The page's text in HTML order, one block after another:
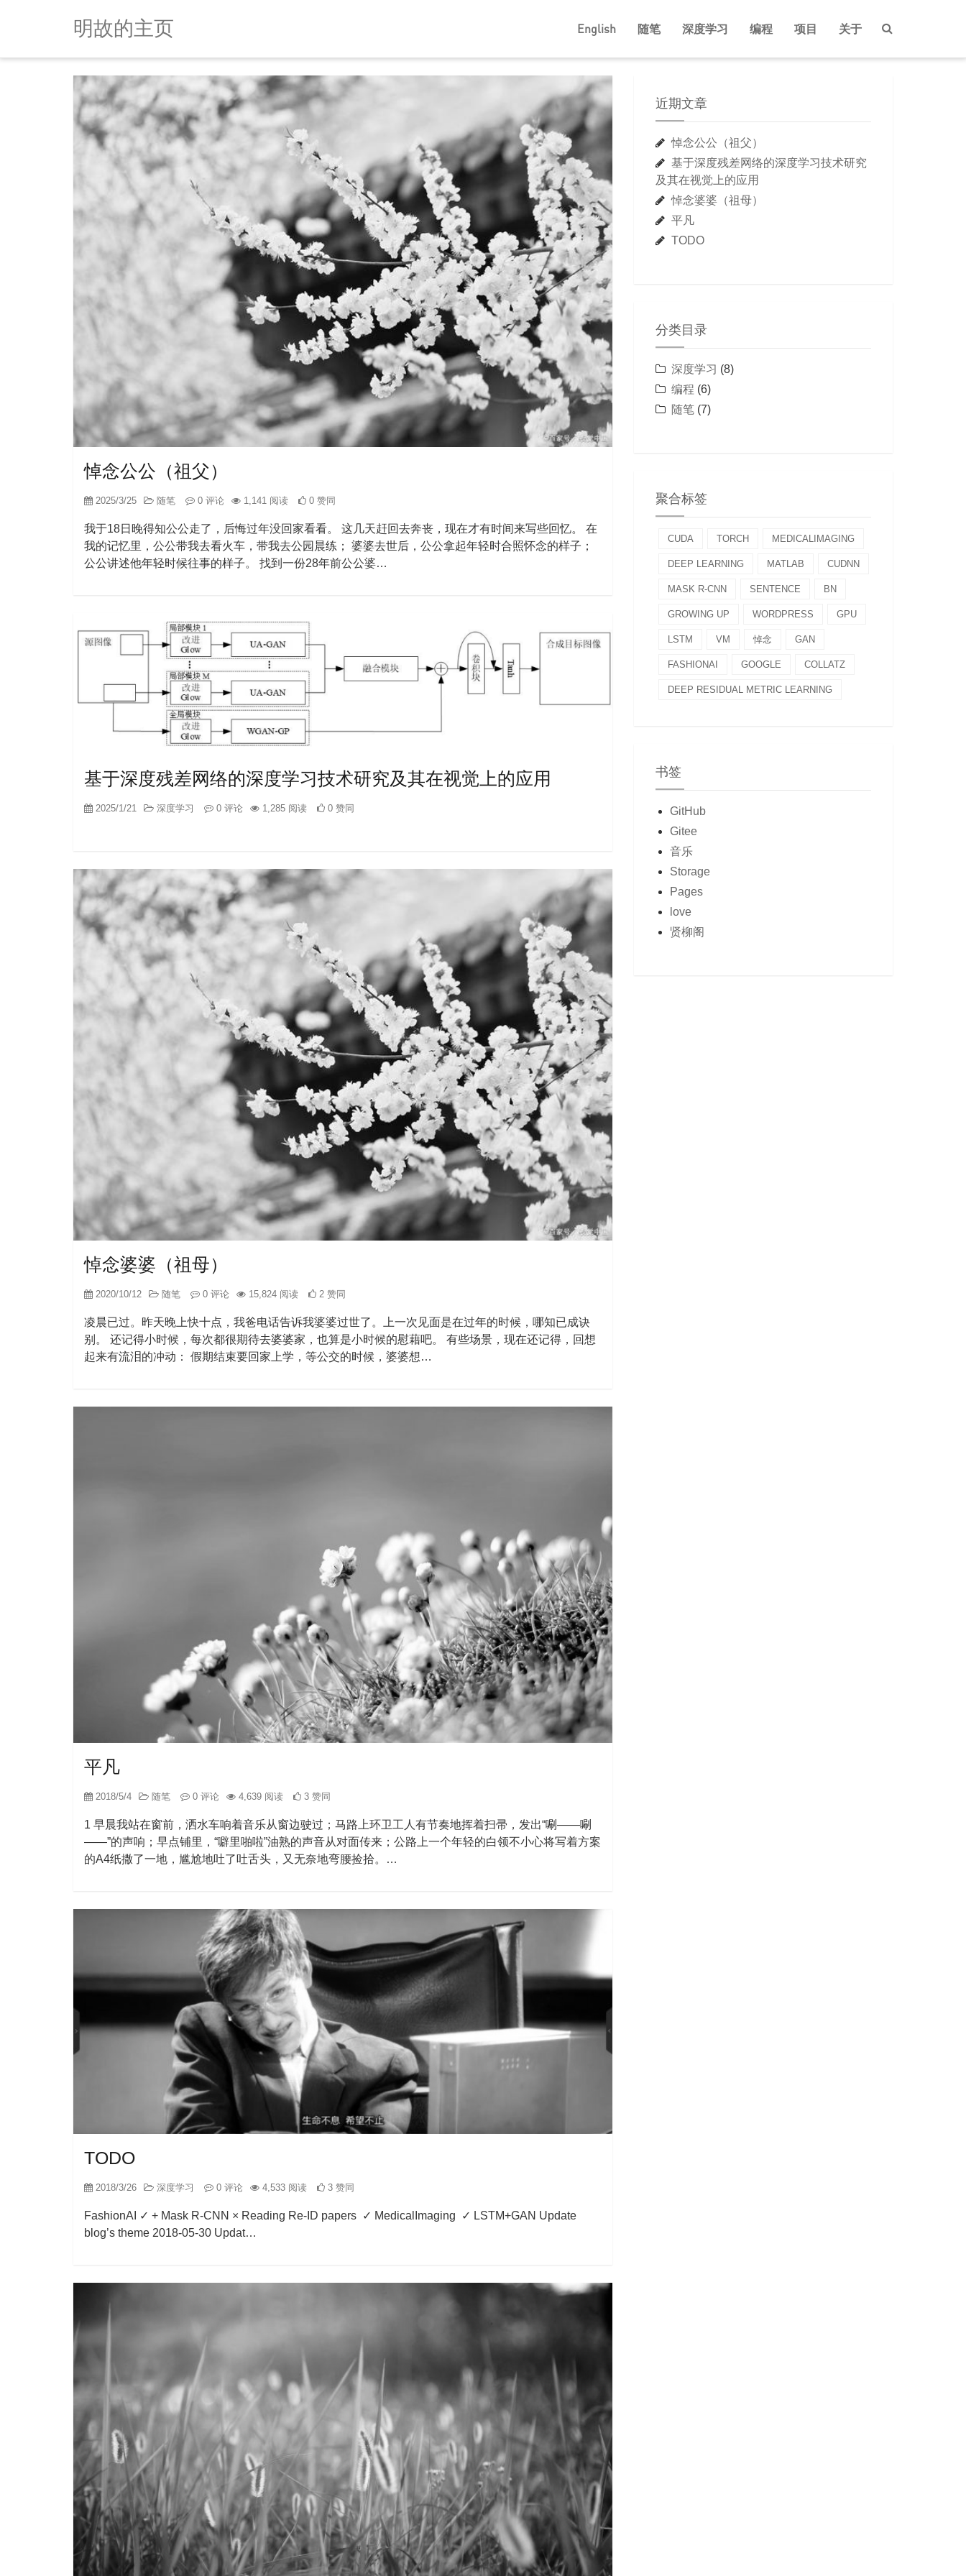
明故的主页 English 随笔 深度学习 编程 项目 关于
悼念公公（祖父）
2025/3/25 随笔 0 评论 1,141 阅读 0 赞同
我于18日晚得知公公走了，后悔过年没回家看看。 这几天赶回去奔丧，现在才有时间来写些回忆。 在
我的记忆里，公公带我去看火车，带我去公园晨练； 婆婆去世后，公公拿起年轻时合照怀念的样子；
公公讲述他年轻时候往事的样子。 找到一份28年前公公婆…
基于深度残差网络的深度学习技术研究及其在视觉上的应用
2025/1/21 深度学习 0 评论 1,285 阅读 0 赞同
悼念婆婆（祖母）
2020/10/12 随笔 0 评论 15,824 阅读 2 赞同
凌晨已过。昨天晚上快十点，我爸电话告诉我婆婆过世了。上一次见面是在过年的时候，哪知已成诀
别。 还记得小时候，每次都很期待去婆婆家，也算是小时候的慰藉吧。 有些场景，现在还记得，回想
起来有流泪的冲动： 假期结束要回家上学，等公交的时候，婆婆想…
平凡
2018/5/4 随笔 0 评论 4,639 阅读 3 赞同
1 早晨我站在窗前，洒水车响着音乐从窗边驶过；马路上环卫工人有节奏地挥着扫帚，发出“唰——唰
——”的声响；早点铺里，“噼里啪啦”油熟的声音从对面传来；公路上一个年轻的白领不小心将写着方案
的A4纸撒了一地，尴尬地吐了吐舌头，又无奈地弯腰捡拾。…
TODO
2018/3/26 深度学习 0 评论 4,533 阅读 3 赞同
FashionAI ✓ + Mask R-CNN × Reading Re-ID papers ✓ MedicalImaging ✓ LSTM+GAN Update
blog’s theme 2018-05-30 Updat…
近期文章
悼念公公（祖父）
基于深度残差网络的深度学习技术研究
及其在视觉上的应用
悼念婆婆（祖母）
平凡
TODO
分类目录
深度学习 (8)
编程 (6)
随笔 (7)
聚合标签
CUDA TORCH MEDICALIMAGING
DEEP LEARNING MATLAB CUDNN
MASK R-CNN SENTENCE BN
GROWING UP WORDPRESS GPU
LSTM VM 悼念 GAN
FASHIONAI GOOGLE COLLATZ
DEEP RESIDUAL METRIC LEARNING
书签
GitHub
Gitee
音乐
Storage
Pages
love
贤柳阁